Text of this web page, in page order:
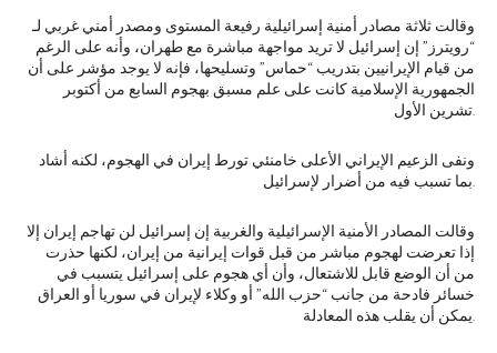
وقالت ثلاثة مصادر أمنية إسرائيلية رفيعة المستوى ومصدر أمني غربي لـ
“رويترز” إن إسرائيل لا تريد مواجهة مباشرة مع طهران، وأنه على الرغم
من قيام الإيرانيين بتدريب “حماس” وتسليحها، فإنه لا يوجد مؤشر على أن
الجمهورية الإسلامية كانت على علم مسبق بهجوم السابع من أكتوبر
تشرين الأول.
ونفى الزعيم الإيراني الأعلى خامنئي تورط إيران في الهجوم، لكنه أشاد
بما تسبب فيه من أضرار لإسرائيل.
وقالت المصادر الأمنية الإسرائيلية والغربية إن إسرائيل لن تهاجم إيران إلا
إذا تعرضت لهجوم مباشر من قبل قوات إيرانية من إيران، لكنها حذرت
من أن الوضع قابل للاشتعال، وأن أي هجوم على إسرائيل يتسبب في
خسائر فادحة من جانب “حزب الله” أو وكلاء لإيران في سوريا أو العراق
يمكن أن يقلب هذه المعادلة.